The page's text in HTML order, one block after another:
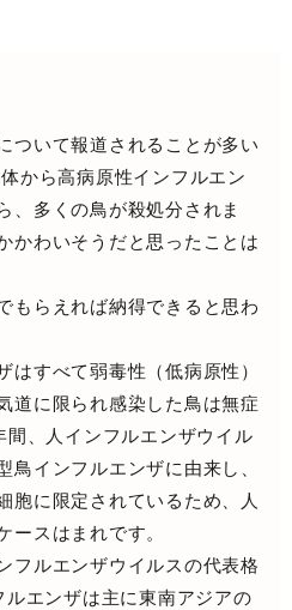
ついて報道されることが多い
から高病原性インフルエン
、多くの鳥が殺処分されま
かわいそうだと思ったことは
もらえれば納得できると思わ
はすべて弱毒性（低病原性）
道に限られ感染した鳥は無症
、人インフルエンザウイル
鳥インフルエンザに由来し、
胞に限定されているため、人
ースはまれです。
フルエンザウイルスの代表格
エンザは主に東南アジアの